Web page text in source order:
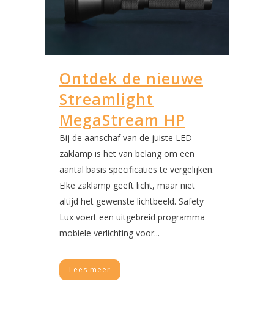
Ontdek de nieuwe
Streamlight
MegaStream HP
Bij de aanschaf van de juiste LED
zaklamp is het van belang om een
aantal basis specificaties te vergelijken.
Elke zaklamp geeft licht, maar niet
altijd het gewenste lichtbeeld. Safety
Lux voert een uitgebreid programma
mobiele verlichting voor...
Lees meer